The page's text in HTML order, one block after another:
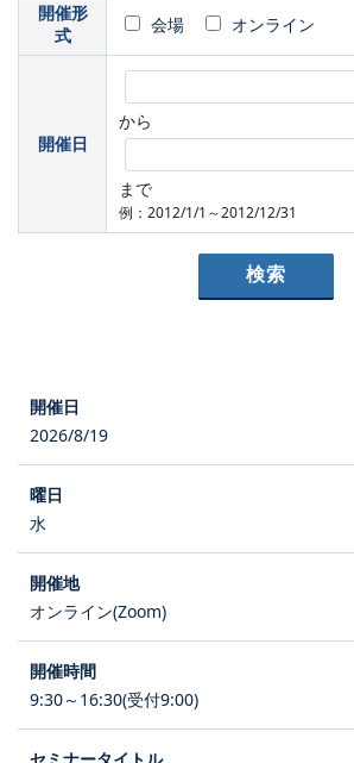
開催形
式
会場 オンライン
開催日
から
まで
例：2012/1/1～2012/12/31
2026/8/19
水
オンライン(Zoom)
9:30～16:30(受付9:00)